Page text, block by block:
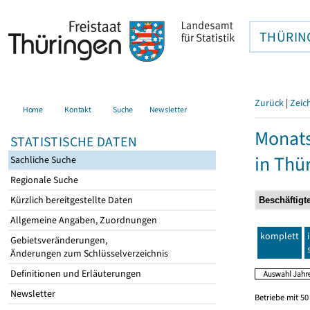
Home Kontakt Suche Newsletter
STATISTISCHE DATEN
Sachliche Suche
Regionale Suche
Kürzlich bereitgestellte Daten
Allgemeine Angaben, Zuordnungen
Gebietsveränderungen,
Änderungen zum Schlüsselverzeichnis
Definitionen und Erläuterungen
Newsletter
Zurück |
in
komplett
Betriebe mit